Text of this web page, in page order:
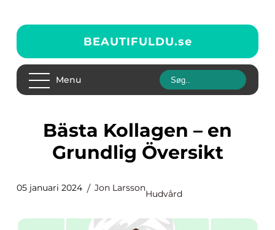
BEAUTIFULDU.se
Menu
Bästa Kollagen – en
Grundlig Översikt
05 januari 2024 Jon Larsson
Hudvård